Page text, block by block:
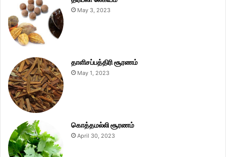
May 3, 2023
தாளிசப்பத்திரி சூரணம்
May 1, 2023
கொத்தமல்லி சூரணம்
April 30, 2023